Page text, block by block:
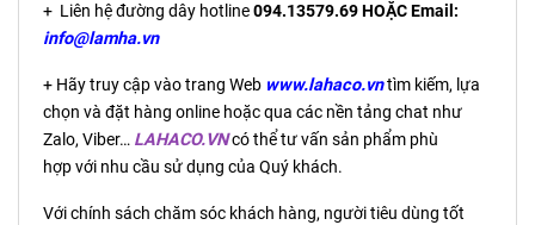
+ Liên hệ đường dây hotline094.13579.69 HOẶC Email:
info@lamha.vn
+ Hãy truy cập vào trang Web www.lahaco.vntìm kiếm, lựa
chọn và đặt hàng online hoặc qua các nền tảng chat như
Zalo, Viber… LAHACO.VNcó thể tư vấn sản phẩm phù
hợp với nhu cầu sử dụng của Quý khách.
Với chính sách chăm sóc khách hàng, người tiêu dùng tốt